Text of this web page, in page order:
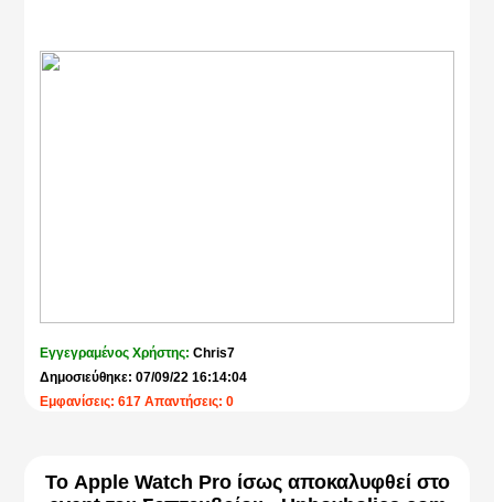
Εγγεγραμένος Χρήστης:Chris7
Δημοσιεύθηκε: 07/09/22 16:14:04
Εμφανίσεις: 617 Απαντήσεις: 0
Το Apple Watch Pro ίσως αποκαλυφθεί στο